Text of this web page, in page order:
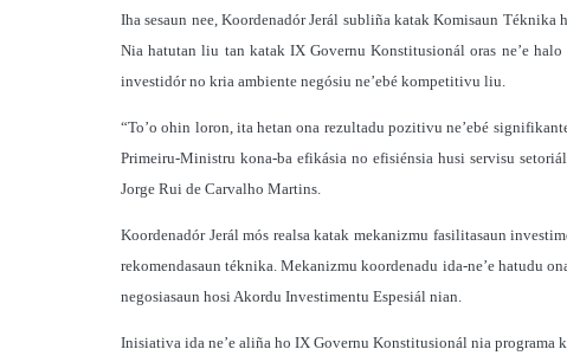
Iha sesaun nee, Koordenadór Jerál subliña katak Komisaun
Nia hatutan liu tan katak IX Governu Konstitusionál oras ne’e
investidór no kria ambiente negósiu ne’ebé kompetitivu liu.
“To’o ohin loron, ita hetan ona rezultadu pozitivu ne’ebé
Primeiru-Ministru kona-ba efikásia no efisiénsia husi servisu
Jorge Rui de Carvalho Martins.
Koordenadór Jerál mós realsa katak mekanizmu fasilitasaun
rekomendasaun téknika. Mekanizmu koordenadu ida-ne’e hatudu
negosiasaun hosi Akordu Investimentu Espesiál nian.
Inisiativa ida ne’e aliña ho IX Governu Konstitusionál nia programa